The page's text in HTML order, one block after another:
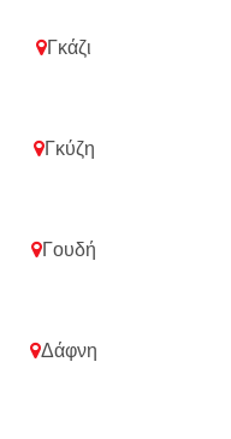
Γκάζι
Γκύζη
Γουδή
Δάφνη